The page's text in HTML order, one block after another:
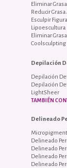
Eliminar Grasa
Reducir
Esculpir
Lipoescultura
Eliminar
Coolsculpting
Depilación
Depilación
Depilación
LightSheer
TAMBIÉN
Delineado
Delineado
Delineado
Delineado
Delineado